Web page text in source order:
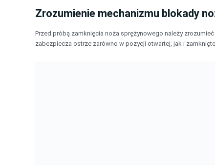
Zrozumienie mechanizmu blokady
Przed próbą zamknięcia noża sprężynowego należy
zabezpiecza ostrze zarówno w pozycji otwartej, jak i